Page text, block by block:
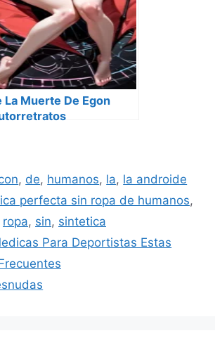
La Muerte De Egon
, de, humanos, la, la androide
perfecta sin ropa de humanos,
ropa, sin, sintetica
Para Deportistas Estas